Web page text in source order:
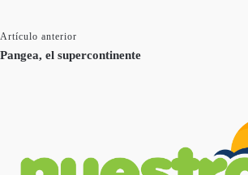
Artículo anterior
Pangea, el supercontinente